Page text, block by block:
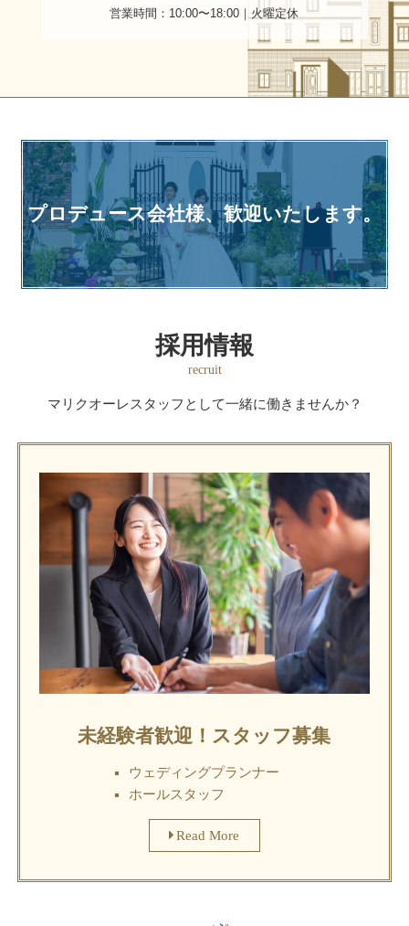
営業時間：10:00〜18:00｜火曜定休
プロデュース会社様、歓迎いたします。
採用情報
recruit
マリクオーレスタッフとして一緒に働きませんか？
未経験者歓迎！スタッフ募集
ウェディングプランナー
ホールスタッフ
Read More